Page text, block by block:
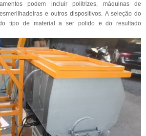
podem incluir politrizes, máquinas de
e outros dispositivos. A seleção do
tipo de material a ser polido e do resultado